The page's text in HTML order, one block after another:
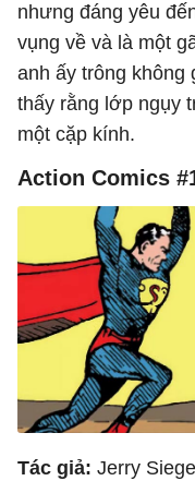
nhưng đáng yêu
vụng về và là một
anh ấy trông không
thấy rằng lớp ngụy
một cặp kính.
Action Comics
Tác giả: Jerry